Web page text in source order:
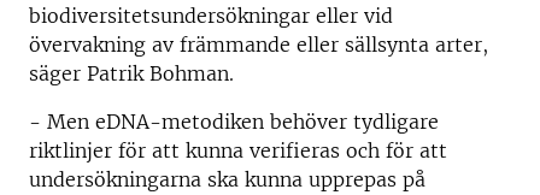
biodiversitetsundersökningar eller vid
övervakning av främmande eller sällsynta arter,
säger Patrik Bohman.
- Men eDNA-metodiken behöver tydligare
riktlinjer för att kunna verifieras och för att
undersökningarna ska kunna upprepas på